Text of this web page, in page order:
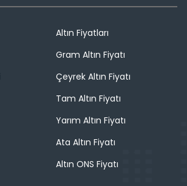
Altın Fiyatları
Gram Altın Fiyatı
Çeyrek Altın Fiyatı
Tam Altın Fiyatı
Yarım Altın Fiyatı
Ata Altın Fiyatı
Altın ONS Fiyatı